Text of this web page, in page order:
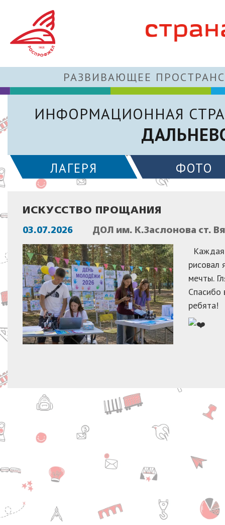
РАЗВИВАЮЩЕЕ
ИНФОРМАЦИОННАЯ
ЛАГЕРЯ ФОТО
ИСКУССТВО ПРОЩАНИЯ
03.07.2026 ДОЛ им. К.Заслонова ст.
Каждая
рисовал
мечты.
Спасибо
ребята!